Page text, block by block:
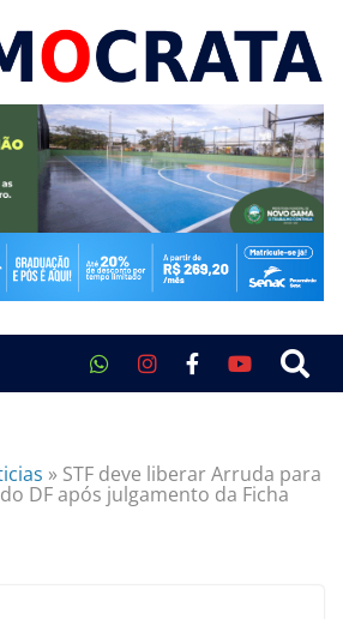
» STF deve liberar Arruda para
DF após julgamento da Ficha